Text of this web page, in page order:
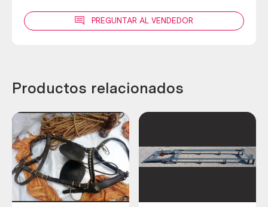
PREGUNTAR AL VENDEDOR
Productos relacionados